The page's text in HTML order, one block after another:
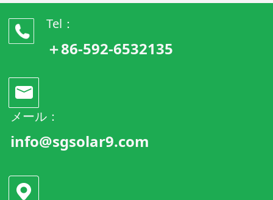
Tel：
＋86-592-6532135
メール：
info@sgsolar9.com